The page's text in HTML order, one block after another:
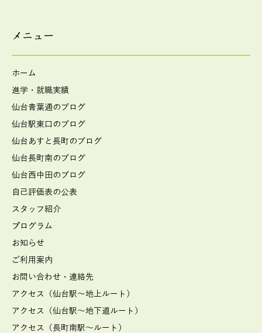
メニュー
ホーム
進学・就職実績
仙台青葉通のブログ
仙台駅東口のブログ
仙台あすと長町のブログ
仙台長町南のブログ
仙台西中田のブログ
自己評価表の公表
スタッフ紹介
プログラム
お知らせ
ご利用案内
お問い合わせ・連絡先
アクセス（仙台駅～地上ルート）
アクセス（仙台駅～地下道ルート）
アクセス（長町南駅～ルート）